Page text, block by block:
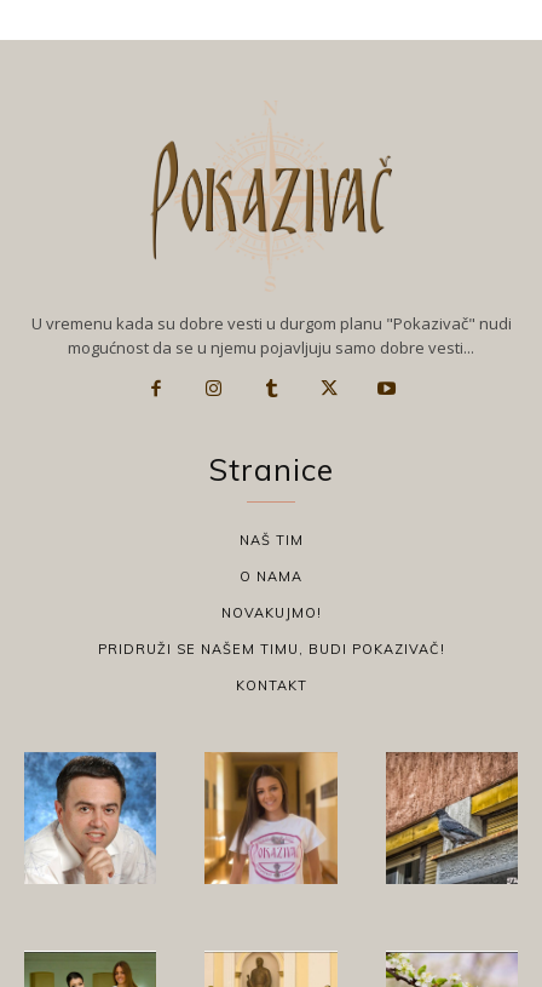
U vremenu kada su dobre vesti u durgom planu "Pokazivač" nudi
mogućnost da se u njemu pojavljuju samo dobre vesti...
Stranice
NAŠ TIM
O NAMA
NOVAKUJMO!
PRIDRUŽI SE NAŠEM TIMU, BUDI POKAZIVAČ!
KONTAKT